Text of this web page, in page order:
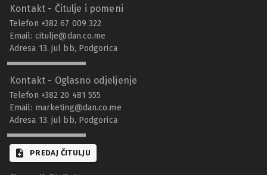
Kontakt - Čitulje i pomeni
Telefon +382 67 009 322
Email: citulje@dan.co.me
Adresa 13. jul bb, Podgorica
Kontakt - Oglasno odjeljenje
Telefon +382 20 481 555
Email: marketing@dan.co.me
Adresa 13. jul bb, Podgorica
PREDAJ ČITULJU